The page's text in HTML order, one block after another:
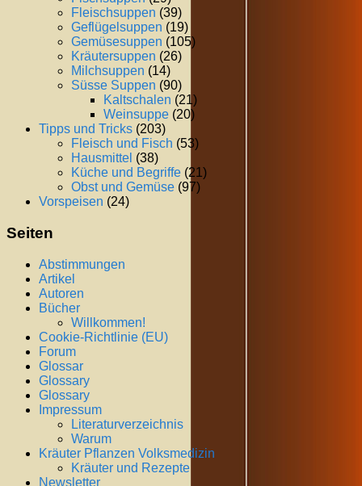
Fleischsuppen (39)
Geflügelsuppen (19)
Gemüsesuppen (105)
Kräutersuppen (26)
Milchsuppen (14)
Süsse Suppen (90)
Kaltschalen (21)
Weinsuppe (20)
Tipps und Tricks (203)
Fleisch und Fisch (53)
Hausmittel (38)
Küche und Begriffe (21)
Obst und Gemüse (97)
Vorspeisen (24)
Seiten
Abstimmungen
Artikel
Autoren
Bücher
Willkommen!
Cookie-Richtlinie (EU)
Forum
Glossar
Glossary
Glossary
Impressum
Literaturverzeichnis
Warum
Kräuter Pflanzen Volksmedizin
Kräuter und Rezepte
Newsletter